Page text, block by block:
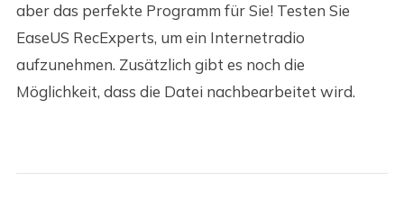
aber das perfekte Programm für Sie! Testen Sie
EaseUS RecExperts, um ein Internetradio
aufzunehmen. Zusätzlich gibt es noch die
Möglichkeit, dass die Datei nachbearbeitet wird.